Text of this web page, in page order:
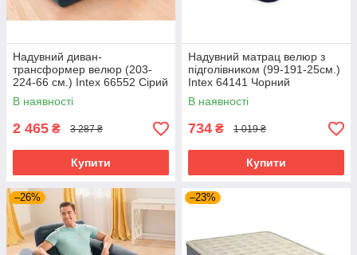
Надувний диван-
трансформер велюр (203-
224-66 см.) Intex 66552 Сірий
В наявності
2 465 ₴ 3 287 ₴
Купити
Надувний матрац велюр з
підголівником (99-191-25см.)
Intex 64141 Чорний
В наявності
734 ₴ 1 019 ₴
Купити
–26% –23%